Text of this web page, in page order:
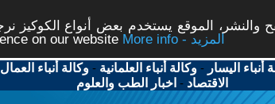
والنشر، الموقع يستخدم بعض أنواع الكوكيز
on our website
More info - المزيد
أنباء اليسار -وكالة أنباء العلمانية -وكالة أنباء العمال
الاقتصاد - اخبار الطب والعلوم